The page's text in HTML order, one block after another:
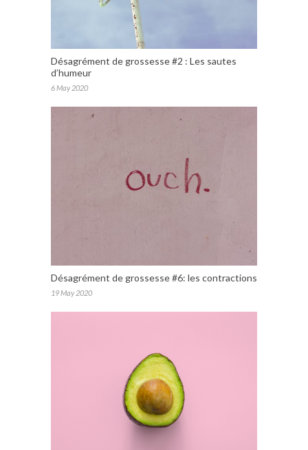
Désagrément de grossesse #2 : Les sautes
d’humeur
6 May 2020
Désagrément de grossesse #6: les contractions
19 May 2020